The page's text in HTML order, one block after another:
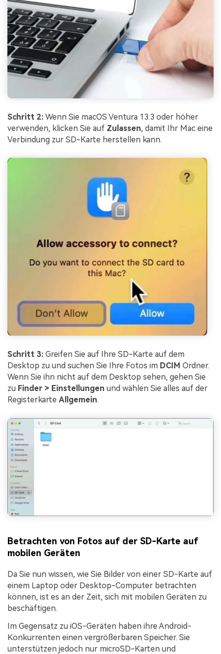
Schritt 2: Wenn Sie macOS Ventura 13.3 oder höher
verwenden, klicken Sie auf Zulassen, damit Ihr Mac eine
Verbindung zur SD-Karte herstellen kann.
Schritt 3: Greifen Sie auf Ihre SD-Karte auf dem
Desktop zu und suchen Sie Ihre Fotos im DCIM Ordner.
Wenn Sie ihn nicht auf dem Desktop sehen, gehen Sie
zu Finder > Einstellungen und wählen Sie alles auf der
Registerkarte Allgemein.
Betrachten von Fotos auf der SD-Karte auf
mobilen Geräten
Da Sie nun wissen, wie Sie Bilder von einer SD-Karte auf
einem Laptop oder Desktop-Computer betrachten
können, ist es an der Zeit, sich mit mobilen Geräten zu
beschäftigen.
Im Gegensatz zu iOS-Geräten haben ihre Android-
Konkurrenten einen vergrößerbaren Speicher. Sie
unterstützen jedoch nur microSD-Karten und